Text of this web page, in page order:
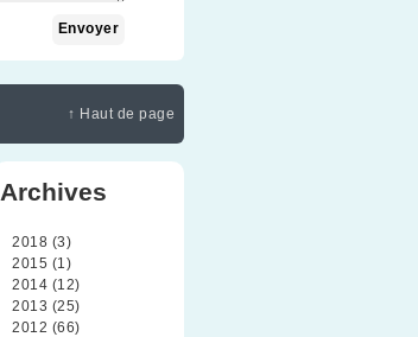
↑ Haut de page
Archives
2018 (3)
2015 (1)
2014 (12)
2013 (25)
2012 (66)